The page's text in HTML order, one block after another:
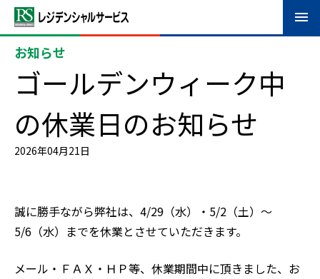
ゴールデンウィーク中
の休業日のお知らせ
2026年04月21日
お知らせ
誠に勝手ながら弊社は、4/29（水）・5/2（土）～
5/6（水）までを休業とさせていただきます。
メール・ＦＡＸ・ＨＰ等、休業期間中に頂きました、お